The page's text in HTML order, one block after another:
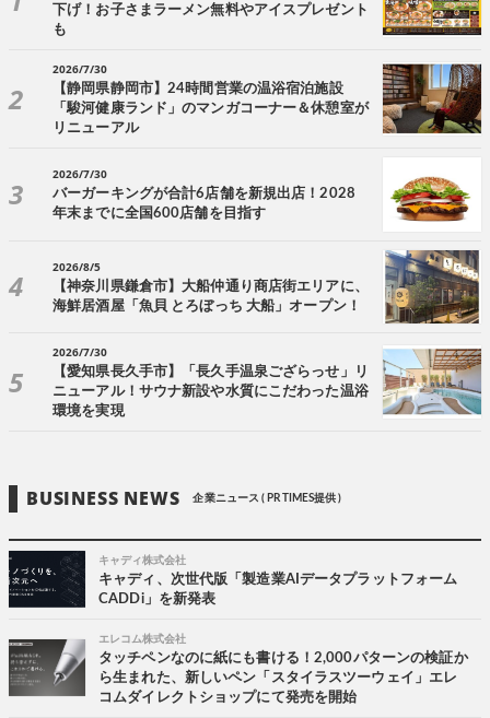
下げ！お子さまラーメン無料やアイスプレゼント
も
2026/7/30
【静岡県静岡市】24時間営業の温浴宿泊施設
「駿河健康ランド」のマンガコーナー＆休憩室が
リニューアル
2026/7/30
バーガーキングが合計6店舗を新規出店！2028
年末までに全国600店舗を目指す
2026/8/5
【神奈川県鎌倉市】大船仲通り商店街エリアに、
海鮮居酒屋「魚貝 とろぼっち 大船」オープン！
2026/7/30
【愛知県長久手市】「長久手温泉ござらっせ」リ
ニューアル！サウナ新設や水質にこだわった温浴
環境を実現
BUSINESS NEWS 企業ニュース ( PR TIMES提供 )
キャディ株式会社
キャディ、次世代版「製造業AIデータプラットフォーム
CADDi」を新発表
エレコム株式会社
タッチペンなのに紙にも書ける！2,000パターンの検証か
ら生まれた、新しいペン「スタイラスツーウェイ」エレ
コムダイレクトショップにて発売を開始